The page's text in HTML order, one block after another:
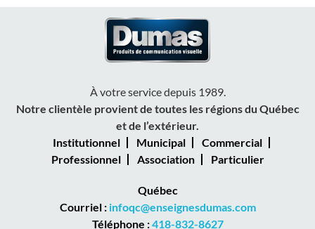
À votre service depuis 1989.
Notre clientèle provient de toutes les régions du Québec
et de l’extérieur.
Institutionnel
Municipal
Commercial
Professionnel
Association Particulier
Québec
Courriel : infoqc@enseignesdumas.com
Téléphone :418-832-8627